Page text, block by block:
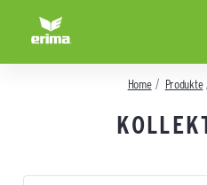
Home Produkte